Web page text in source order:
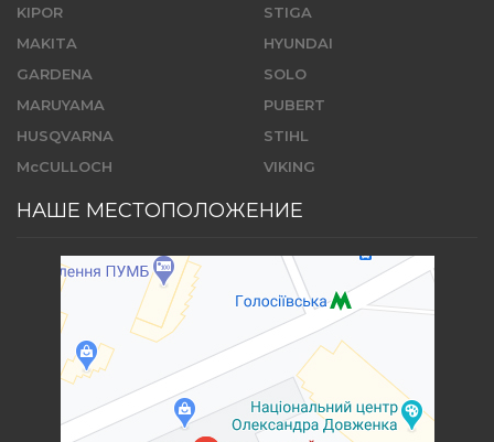
KIPOR
MAKITA
GARDENA
MARUYAMA
HUSQVARNA
McCULLOCH
STIGA
HYUNDAI
SOLO
PUBERT
STIHL
VIKING
НАШЕ МЕСТОПОЛОЖЕНИЕ